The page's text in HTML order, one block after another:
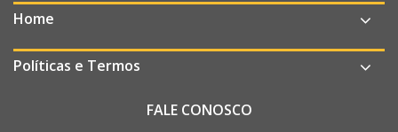
Home
Políticas e Termos
FALE CONOSCO